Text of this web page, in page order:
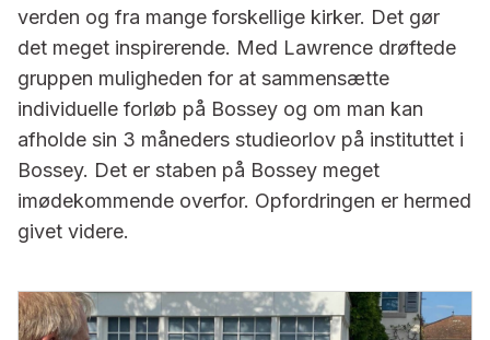
verden og fra mange forskellige kirker. Det gør
det meget inspirerende. Med Lawrence drøftede
gruppen muligheden for at sammensætte
individuelle forløb på Bossey og om man kan
afholde sin 3 måneders studieorlov på instituttet i
Bossey. Det er staben på Bossey meget
imødekommende overfor. Opfordringen er hermed
givet videre.